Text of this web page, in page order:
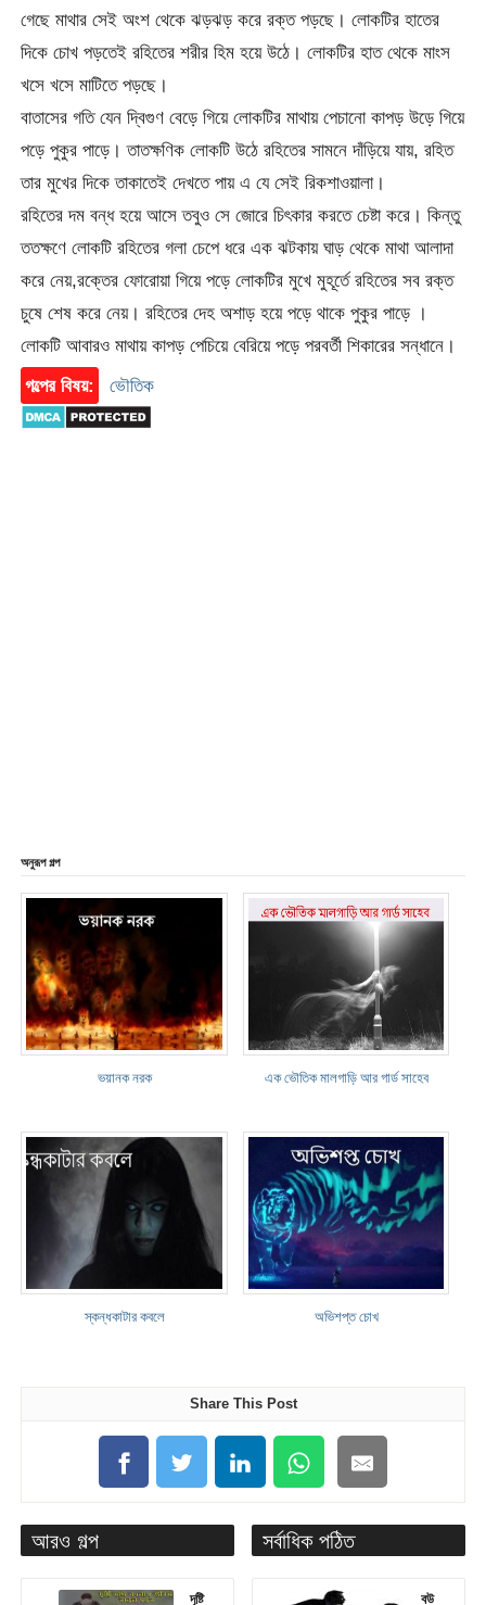
গেছে মাথার সেই অংশ থেকে ঝড়ঝড় করে রক্ত পড়ছে। লোকটির হাতের
দিকে চোখ পড়তেই রহিতের শরীর হিম হয়ে উঠে। লোকটির হাত থেকে মাংস
খসে খসে মাটিতে পড়ছে।
বাতাসের গতি যেন দ্বিগুণ বেড়ে গিয়ে লোকটির মাথায় পেচানো কাপড় উড়ে গিয়ে
পড়ে পুকুর পাড়ে। তাতক্ষণিক লোকটি উঠে রহিতের সামনে দাঁড়িয়ে যায়, রহিত
তার মুখের দিকে তাকাতেই দেখতে পায় এ যে সেই রিকশাওয়ালা।
রহিতের দম বন্ধ হয়ে আসে তবুও সে জোরে চিৎকার করতে চেষ্টা করে। কিন্তু
ততক্ষণে লোকটি রহিতের গলা চেপে ধরে এক ঝটকায় ঘাড় থেকে মাথা আলাদা
করে নেয়,রক্তের ফোরোয়া গিয়ে পড়ে লোকটির মুখে মুহূর্তে রহিতের সব রক্ত
চুষে শেষ করে নেয়। রহিতের দেহ অশাড় হয়ে পড়ে থাকে পুকুর পাড়ে ।
লোকটি আবারও মাথায় কাপড় পেচিয়ে বেরিয়ে পড়ে পরবর্তী শিকারের সন্ধানে।
গল্পের বিষয়:
ভৌতিক
অনুরূপ গল্প
ভয়ানক নরক এক ভৌতিক মালগাড়ি আর গার্ড সাহেব
স্কন্ধকাটার কবলে অভিশপ্ত চোখ
Share This Post
আরও গল্প
দৃষ্টি
সর্বাধিক পঠিত
বউ